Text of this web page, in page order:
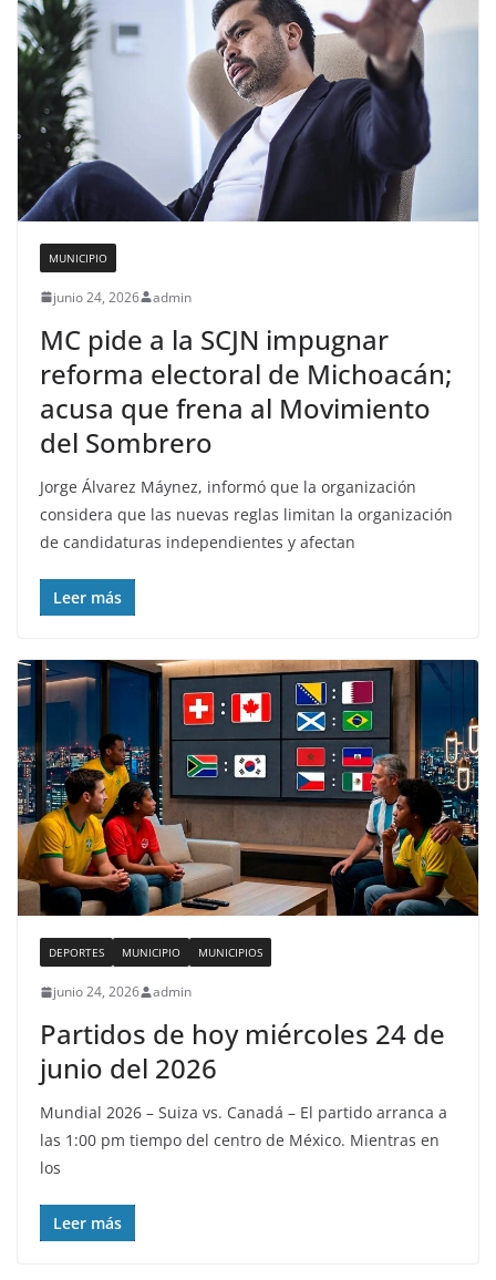
MUNICIPIO
junio 24, 2026 admin
MC pide a la SCJN impugnar
reforma electoral de Michoacán;
acusa que frena al Movimiento
del Sombrero
Jorge Álvarez Máynez, informó que la organización
considera que las nuevas reglas limitan la organización
de candidaturas independientes y afectan
Leer más
DEPORTES MUNICIPIO MUNICIPIOS
junio 24, 2026 admin
Partidos de hoy miércoles 24 de
junio del 2026
Mundial 2026 – Suiza vs. Canadá – El partido arranca a
las 1:00 pm tiempo del centro de México. Mientras en
los
Leer más